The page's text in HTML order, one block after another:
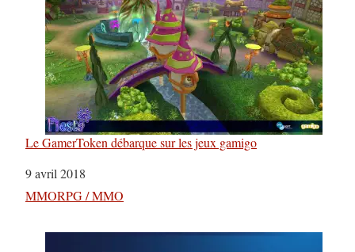
Le GamerToken débarque sur les jeux gamigo
Date
9 avril 2018
Par rapport à
MMORPG / MMO